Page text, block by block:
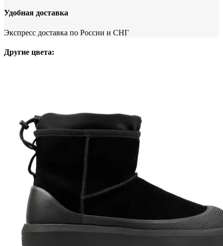
Удобная доставка
Экспресс доставка по России и СНГ
Другие цвета: